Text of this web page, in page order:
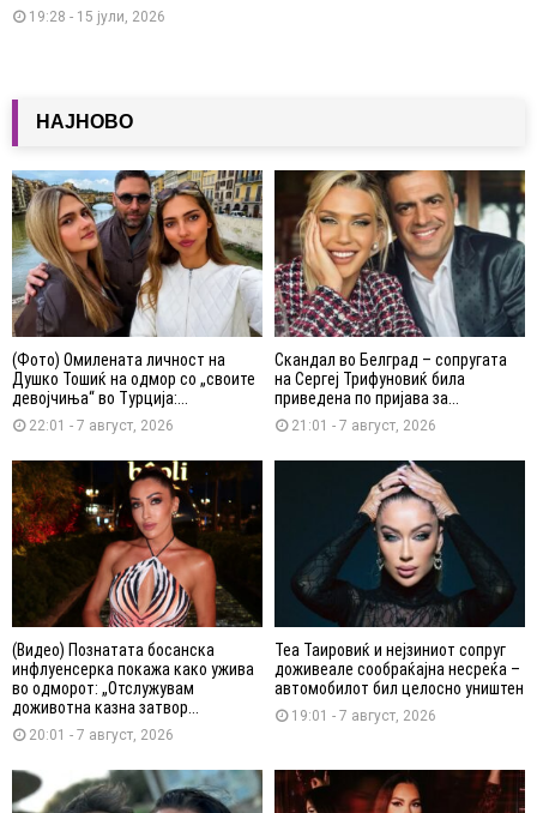
19:28 - 15 јули, 2026
НАЈНОВО
(Фото) Омилената личност на
Душко Тошиќ на одмор со „своите
девојчиња“ во Турција:...
22:01 - 7 август, 2026
Скандал во Белград – сопругата
на Сергеј Трифуновиќ била
приведена по пријава за...
21:01 - 7 август, 2026
(Видео) Познатата босанска
инфлуенсерка покажа како ужива
во одморот: „Отслужувам
доживотна казна затвор...
20:01 - 7 август, 2026
Теа Таировиќ и нејзиниот сопруг
доживеале сообраќајна несреќа –
автомобилот бил целосно уништен
19:01 - 7 август, 2026